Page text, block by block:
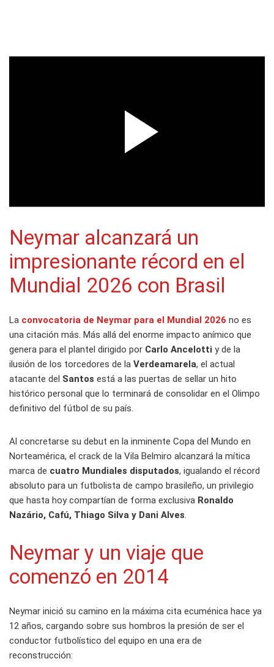
Neymar alcanzará un
impresionante récord en el
Mundial 2026 con Brasil
La convocatoria de Neymar para el Mundial 2026 no es
una citación más. Más allá del enorme impacto anímico que
genera para el plantel dirigido por Carlo Ancelotti y de la
ilusión de los torcedores de la Verdeamarela, el actual
atacante del Santos está a las puertas de sellar un hito
histórico personal que lo terminará de consolidar en el Olimpo
definitivo del fútbol de su país.
Al concretarse su debut en la inminente Copa del Mundo en
Norteamérica, el crack de la Vila Belmiro alcanzará la mítica
marca de cuatro Mundiales disputados, igualando el récord
absoluto para un futbolista de campo brasileño, un privilegio
que hasta hoy compartían de forma exclusiva Ronaldo
Nazário, Cafú, Thiago Silva y Dani Alves.
Neymar y un viaje que
comenzó en 2014
Neymar inició su camino en la máxima cita ecuménica hace ya
12 años, cargando sobre sus hombros la presión de ser el
conductor futbolístico del equipo en una era de
reconstrucción: